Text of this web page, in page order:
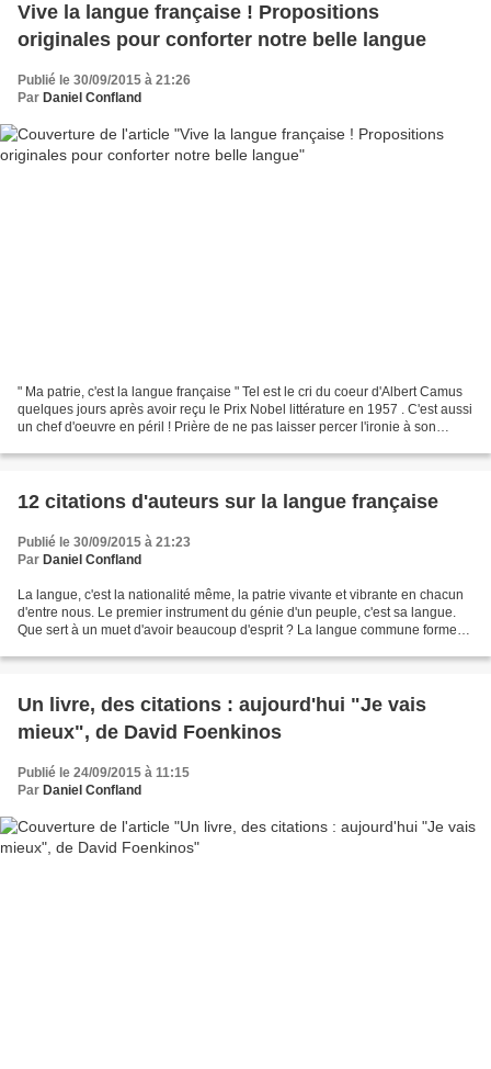
Vive la langue française ! Propositions
originales pour conforter notre belle langue
Publié le 30/09/2015 à 21:26
Par Daniel Confland
" Ma patrie, c'est la langue française " Tel est le cri du coeur d'Albert Camus
quelques jours après avoir reçu le Prix Nobel littérature en 1957 . C'est aussi
un chef d'oeuvre en péril ! Prière de ne pas laisser percer l'ironie à son
12 citations d'auteurs sur la langue française
Publié le 30/09/2015 à 21:23
Par Daniel Confland
La langue, c'est la nationalité même, la patrie vivante et vibrante en chacun
d'entre nous. Le premier instrument du génie d'un peuple, c'est sa langue.
Que sert à un muet d'avoir beaucoup d'esprit ? La langue commune forme
Un livre, des citations : aujourd'hui "Je vais
mieux", de David Foenkinos
Publié le 24/09/2015 à 11:15
Par Daniel Confland